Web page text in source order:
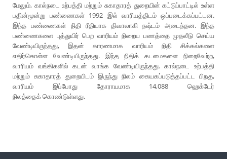
மேலும், கால்நடை உற்பத்தி மற்றும் சுகாதாரத் துறையின் கட்டுப்பாட்டில் உள்ள
பதின்மூன்று பண்ணைகள் 1992 இல் வாரியத்திடம் ஒப்படைக்கப்பட்டன.
இந்த பண்ணைகள் நிதி ரீதியாக திவாலாகி நஷ்டம் அடைந்தன. இந்த
பண்ணைகளை புத்துயிர் பெற வாரியம் நிறைய பணத்தை முதலீடு செய்ய
வேண்டியிருந்தது, இதன் காரணமாக வாரியம் நிதி சிக்கல்களை
எதிர்கொள்ள வேண்டியிருந்தது. இந்த நிதிக் கடமைகளை நிறைவேற்ற,
வாரியம் வங்கிகளில் கடன் வாங்க வேண்டியிருந்தது. கால்நடை உற்பத்தி
மற்றும் சுகாதாரத் துறையிடம் இருந்து நிலம் கையகப்படுத்தப்பட்ட பிறகு,
வாரியம் இப்போது தோராயமாக 14,088 ஹெக்டேர்
நிலத்தைக் கொண்டுள்ளது.